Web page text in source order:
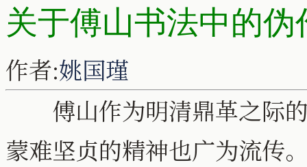
关于傅山书法中的伪
作者:姚国瑾
傅山作为明清鼎革之际的
蒙难坚贞的精神也广为流传